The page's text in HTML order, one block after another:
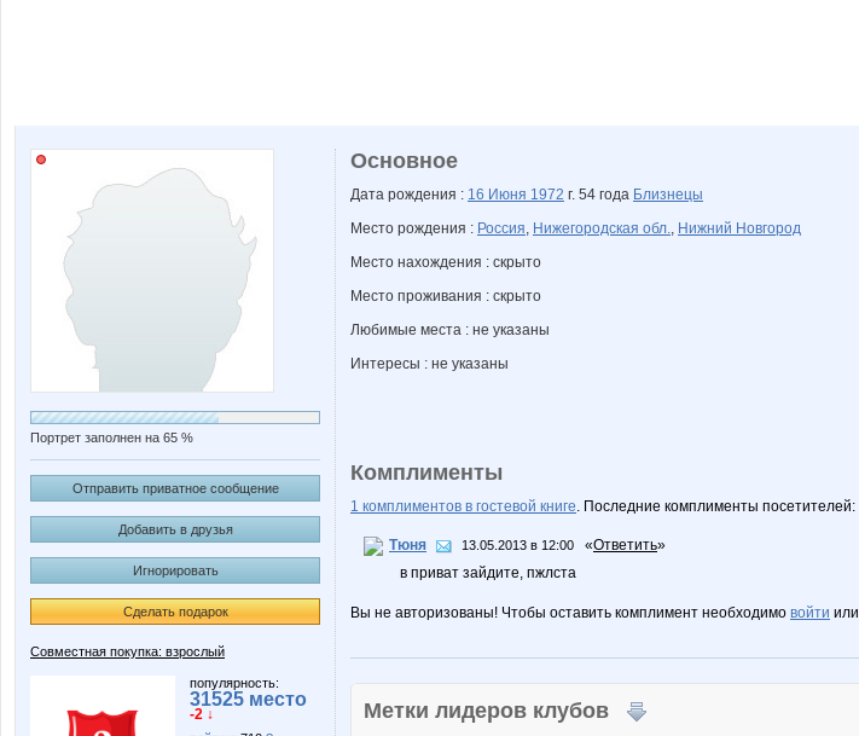
Портрет заполнен на 65 %
Отправить приватное сообщение
Добавить в друзья
Игнорировать
Сделать подарок
Совместная покупка: взрослый
популярность:
31525 место
-2 ↓
Основное
Дата рождения : 16 Июня 1972 г. 54 года Близнецы
Место рождения : Россия, Нижегородская обл., Нижний Новгород
Место нахождения : скрыто
Место проживания : скрыто
Любимые места : не указаны
Интересы : не указаны
Комплименты
1 комплиментов в гостевой книге. Последние комплименты посетителей:
Тюня 13.05.2013 в 12:00 «Ответить»
в приват зайдите, пжлста
Вы не авторизованы! Чтобы оставить комплимент необходимо войти или
Метки лидеров клубов